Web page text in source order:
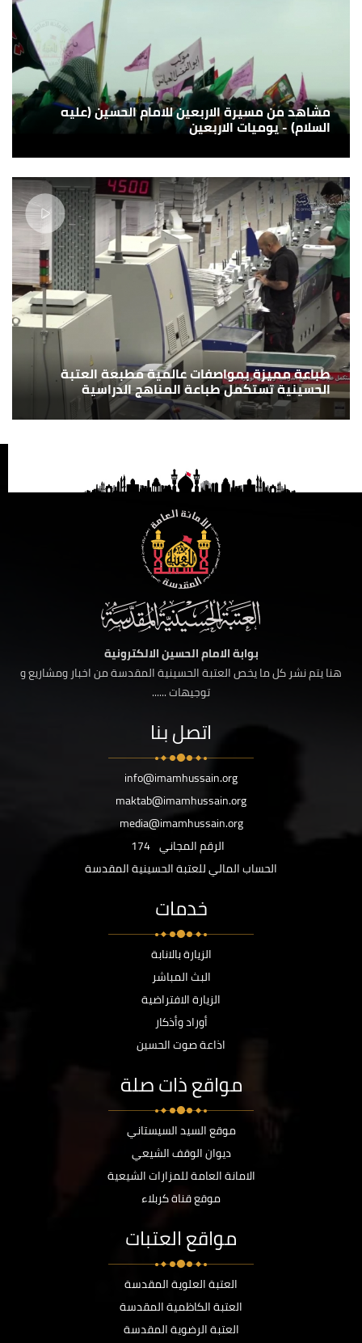
مشاهد من مسيرة الاربعين للامام الحسين (عليه
السلام) - يوميات الاربعين
طباعة مميزة بمواصفات عالمية مطبعة العتبة
الحسينية تستكمل طباعة المناهج الدراسية
بوابة الامام الحسين الالكترونية
هنا يتم نشر كل ما يخص العتبة الحسينية المقدسة من اخبار ومشاريع و
توجيهات ......
اتصل بنا
info@imamhussain.org
maktab@imamhussain.org
media@imamhussain.org
الرقم المجاني 174
الحساب المالي للعتبة الحسينية المقدسة
خدمات
الزيارة بالانابة
البث المباشر
الزيارة الافتراضية
أوراد وأذكار
اذاعة صوت الحسين
مواقع ذات صلة
موقع السيد السيستاني
ديوان الوقف الشيعي
الامانة العامة للمزارات الشيعية
موقع قناة كربلاء
مواقع العتبات
العتبة العلوية المقدسة
العتبة الكاظمية المقدسة
العتبة الرضوية المقدسة